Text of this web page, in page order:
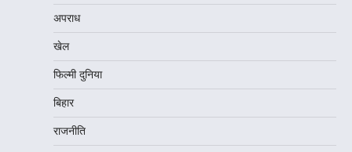
अपराध
खेल
फिल्मी दुनिया
बिहार
राजनीति